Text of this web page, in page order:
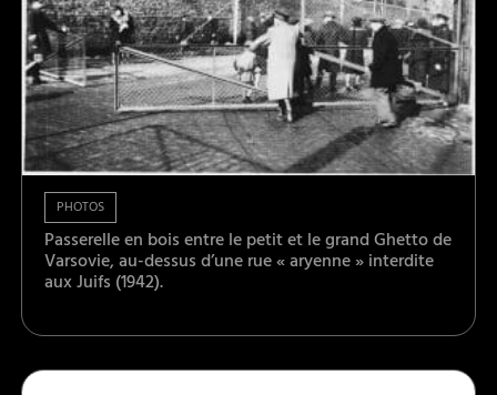
PHOTOS
Passerelle en bois entre le petit et le grand Ghetto de
Varsovie, au-dessus d’une rue « aryenne » interdite
aux Juifs (1942).